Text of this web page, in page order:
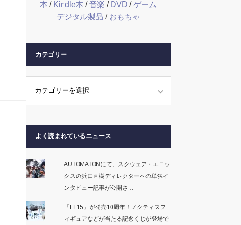
本 / Kindle本 /音楽 / DVD /ゲーム
デジタル製品 / おもちゃ
カテゴリー
よく読まれているニュース
AUTOMATONにて、スクウェア・エニッ
クスの浜口直樹ディレクターへの単独イ
ンタビュー記事が公開さ…
『FF15』が発売10周年！ノクティスフ
ィギュアなどが当たる記念くじが登場で